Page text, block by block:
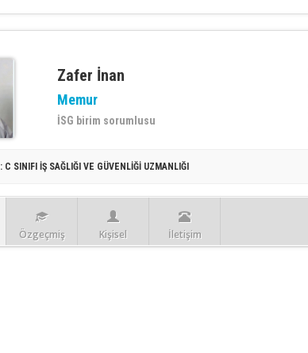
Zafer İnan
Memur
İSG birim sorumlusu
C SINIFI İŞ SAĞLIĞI VE GÜVENLİĞİ UZMANLIĞI
Özgeçmiş Kişisel İletişim